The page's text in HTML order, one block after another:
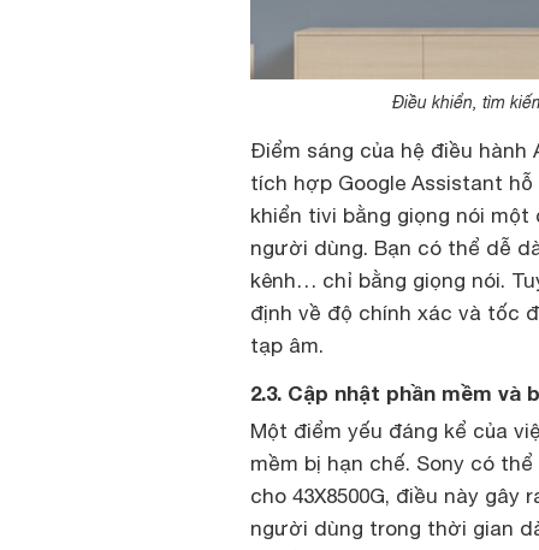
Điều khiển, tìm
Điểm sáng của hệ điều hành
tích hợp Google Assistant
khiển tivi bằng giọng nói
người dùng. Bạn có thể dễ
kênh… chỉ bằng giọng nói.
định về độ chính xác và tốc
tạp âm.
2.3. Cập nhật phần mềm và
Một điểm yếu đáng kể của
mềm bị hạn chế. Sony có
cho 43X8500G, điều này
người dùng trong thời gian